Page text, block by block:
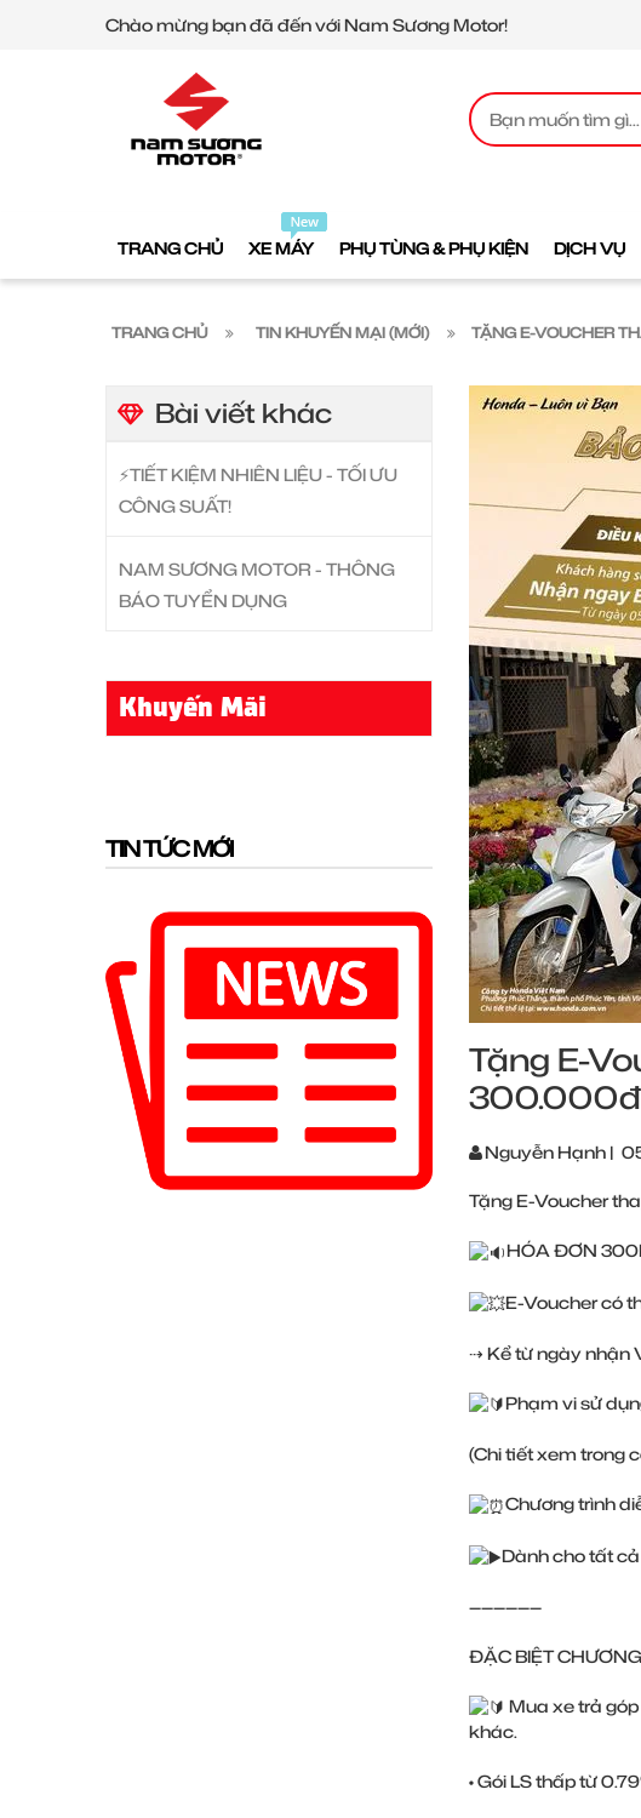
Chào mừng bạn đã đến với Nam Sương Motor!
TRANG CHỦ XE MÁY PHỤ TÙNG & PHỤ KIỆN DỊCH VỤ
TRANG CHỦ TIN KHUYẾN MẠI (MỚI) TẶNG E-VOUCHER
Bài viết khác
⚡️TIẾT KIỆM NHIÊN LIỆU - TỐI ƯU
CÔNG SUẤT!
NAM SƯƠNG MOTOR - THÔNG
BÁO TUYỂN DỤNG
Khuyến Mãi
TIN TỨC MỚI
Tặng E-
300.000đ
Nguyễn Hạnh |
Tặng E-Voucher
HÓA ĐƠN
E-Voucher có
⇢ Kể từ ngày nhận
Phạm vi sử
(Chi tiết xem trong
Chương trình
Dành cho tất
——————
ĐẶC BIỆT
Mua xe trả
khác.
• Gói LS thấp từ